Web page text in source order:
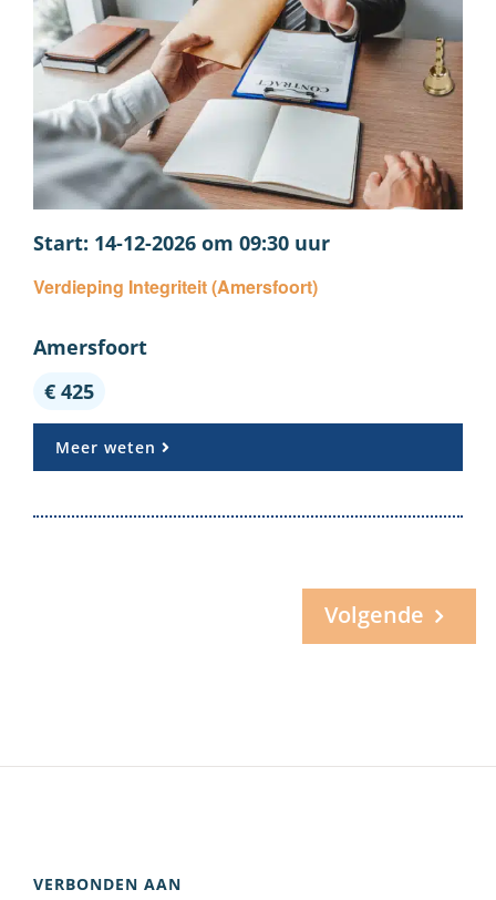
14-12-2026 om 09:30
Verdieping Integriteit (Amersfoort)
Amersfoort
€ 425
Meer weten
Volgende
VERBONDEN AAN